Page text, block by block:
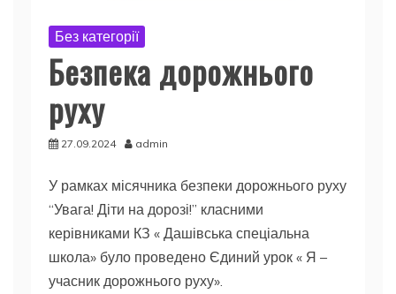
Без категорії
Безпека дорожнього
руху
27.09.2024 admin
У рамках місячника безпеки дорожнього руху
“Увага! Діти на дорозі!” класними
керівниками КЗ « Дашівська спеціальна
школа» було проведено Єдиний урок « Я –
учасник дорожнього руху».